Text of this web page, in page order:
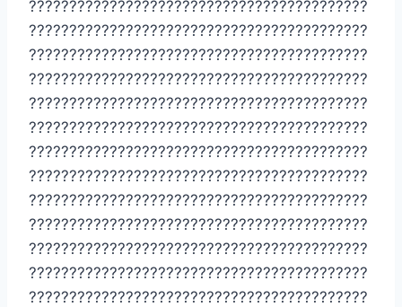
??????????????????????????????????????????
??????????????????????????????????????????
??????????????????????????????????????????
??????????????????????????????????????????
??????????????????????????????????????????
??????????????????????????????????????????
??????????????????????????????????????????
??????????????????????????????????????????
??????????????????????????????????????????
??????????????????????????????????????????
??????????????????????????????????????????
??????????????????????????????????????????
??????????????????????????????????????????